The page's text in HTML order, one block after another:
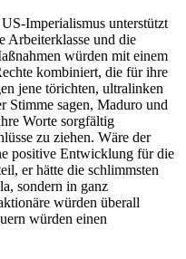
Imperialismus unterstützt
Arbeiterklasse und die
würden mit einem
kombiniert, die für ihre
jene törichten, ultralinken
Stimme sagen, Maduro und
Worte sorgfältig
zu ziehen. Wäre der
positive Entwicklung für die
er hätte die schlimmsten
sondern in ganz
würden überall
würden einen